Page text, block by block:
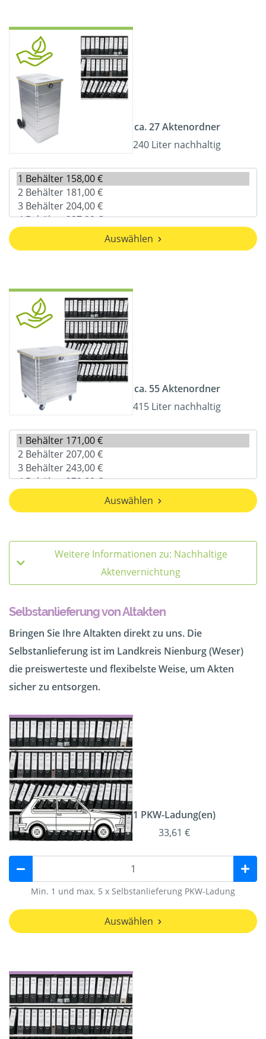
ca. 27 Aktenordner
240 Liter nachhaltig
Auswählen
ca. 55 Aktenordner
415 Liter nachhaltig
Auswählen
Weitere Informationen zu: Nachhaltige
Aktenvernichtung
Selbstanlieferung von Altakten
Bringen Sie Ihre Altakten direkt zu uns. Die
Selbstanlieferung ist im Landkreis Nienburg (Weser)
die preiswerteste und flexibelste Weise, um Akten
sicher zu entsorgen.
1 PKW-Ladung(en)
33,61 €
Min. 1 und max. 5 x Selbstanlieferung PKW-Ladung
Auswählen